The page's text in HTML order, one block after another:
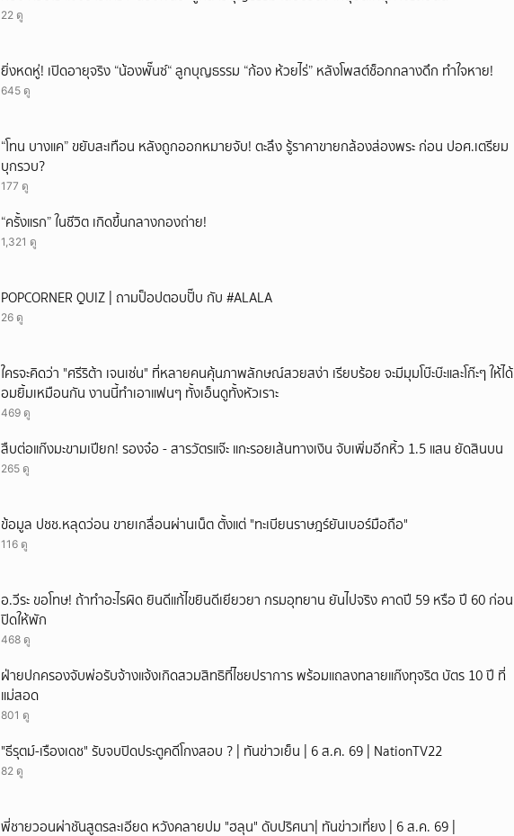
22 ดู
ยิ่งหดหู่! เปิดอายุจริง “น้องพั๊นซ์“ ลูกบุญธรรม “ก้อง ห้วยไร่” หลังโพสต์ช็อกกลางดึก ทำใจหาย!
645 ดู
“โทน บางแค” ขยับสะเทือน หลังถูกออกหมายจับ! ตะลึง รู้ราคาขายกล้องส่องพระ ก่อน ปอศ.เตรียม
บุกรวบ?
177 ดู
“ครั้งแรก” ในชีวิต เกิดขึ้นกลางกองถ่าย!
1,321 ดู
POPCORNER QUIZ | ถามป็อปตอบปั๊บ กับ #ALALA
26 ดู
ใครจะคิดว่า "ศรีริต้า เจนเซ่น" ที่หลายคนคุ้นภาพลักษณ์สวยสง่า เรียบร้อย จะมีมุมโบ๊ะบ๊ะและโก๊ะๆ ให้ได้
อมยิ้มเหมือนกัน งานนี้ทำเอาแฟนๆ ทั้งเอ็นดูทั้งหัวเราะ
469 ดู
สืบต่อแก๊งมะขามเปียก! รองจ๋อ - สารวัตรแจ๊ะ แกะรอยเส้นทางเงิน จับเพิ่มอีกหิ้ว 1.5 แสน ยัดสินบน
265 ดู
ข้อมูล ปชช.หลุดว่อน ขายเกลื่อนผ่านเน็ต ตั้งแต่ "ทะเบียนราษฎร์ยันเบอร์มือถือ"
116 ดู
อ.วีระ ขอโทษ! ถ้าทำอะไรผิด ยินดีแก้ไขยินดีเยียวยา กรมอุทยาน ยันไปจริง คาดปี 59 หรือ ปี 60 ก่อน
ปิดให้พัก
468 ดู
ฝ่ายปกครองจับพ่อรับจ้างแจ้งเกิดสวมสิทธิที่ไชยปราการ พร้อมแถลงทลายแก๊งทุจริต บัตร 10 ปี ที่
แม่สอด
801 ดู
"ธีรุตม์-เรืองเดช" รับจบปิดประตูคดีโกงสอบ ? | ทันข่าวเย็น | 6 ส.ค. 69 | NationTV22
82 ดู
พี่ชายวอนผ่าชันสูตรละเอียด หวังคลายปม "ฮลุน" ดับปริศนา| ทันข่าวเที่ยง | 6 ส.ค. 69 |